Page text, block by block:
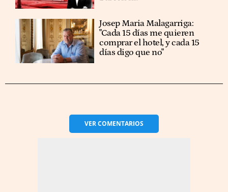
​​Josep Maria Malagarriga:
"Cada 15 días me quieren
comprar el hotel, y cada 15
días digo que no"
VERCOMENTARIOS